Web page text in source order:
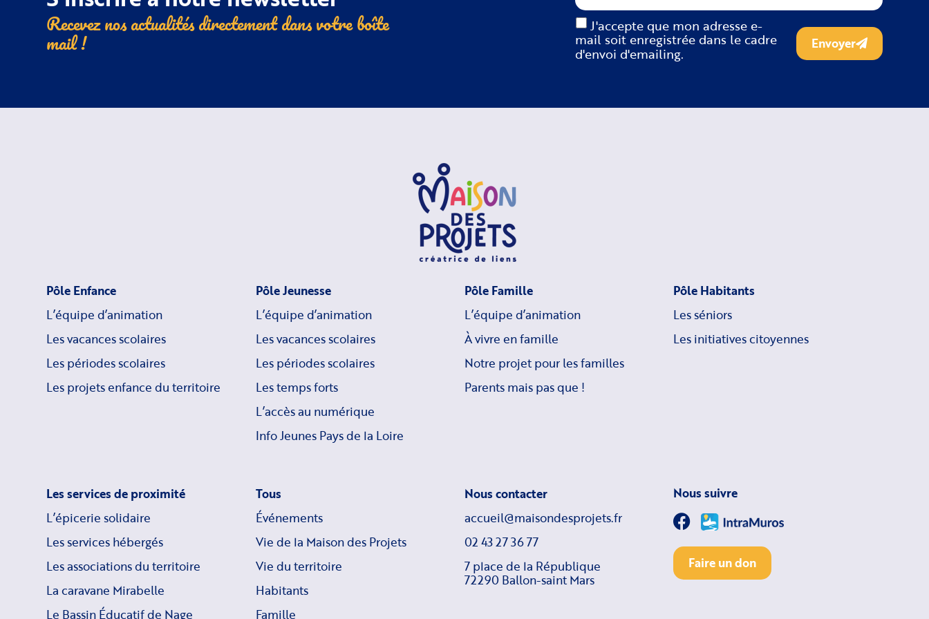
Recevez nos actualités directement dans votre boîte
mail !
J'accepte que mon adresse e-
mail soit enregistrée dans le cadre
d'envoi d'emailing.
Envoyer
Pôle Enfance
L’équipe d’animation
Les vacances scolaires
Les périodes scolaires
Les projets enfance du territoire
Pôle Jeunesse
L’équipe d’animation
Les vacances scolaires
Les périodes scolaires
Les temps forts
L’accès au numérique
Info Jeunes Pays de la Loire
Pôle Famille
L’équipe d’animation
À vivre en famille
Notre projet pour les familles
Parents mais pas que !
Pôle Habitants
Les séniors
Les initiatives citoyennes
Les services de proximité
L’épicerie solidaire
Les services hébergés
Les associations du territoire
La caravane Mirabelle
Le Bassin Éducatif de Nage
Tous
Événements
Vie de la Maison des Projets
Vie du territoire
Habitants
Famille
Nous contacter
accueil@maisondesprojets.fr
02 43 27 36 77
7 place de la République
72290 Ballon-saint Mars
Nous suivre
Faire un don